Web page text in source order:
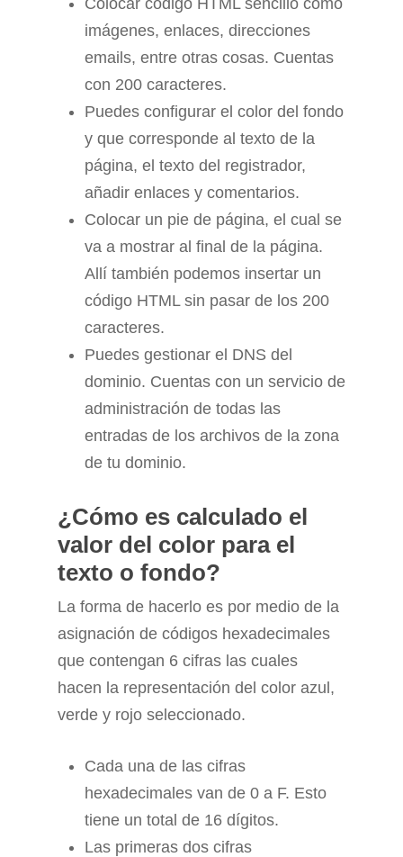
imágenes, enlaces, direcciones
emails, entre otras cosas. Cuentas
con 200 caracteres.
Puedes configurar el color del fondo
y que corresponde al texto de la
página, el texto del registrador,
añadir enlaces y comentarios.
Colocar un pie de página, el cual se
va a mostrar al final de la página.
Allí también podemos insertar un
código HTML sin pasar de los 200
caracteres.
Puedes gestionar el DNS del
dominio. Cuentas con un servicio de
administración de todas las
entradas de los archivos de la zona
de tu dominio.
¿Cómo es calculado el
valor del color para el
texto o fondo?
La forma de hacerlo es por medio de la
asignación de códigos hexadecimales
que contengan 6 cifras las cuales
hacen la representación del color azul,
verde y rojo seleccionado.
Cada una de las cifras
hexadecimales van de 0 a F. Esto
tiene un total de 16 dígitos.
Las primeras dos cifras